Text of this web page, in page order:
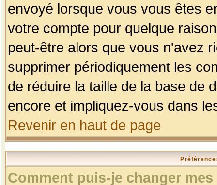
envoyé lorsque vous vous êtes
votre compte pour quelque
peut-être alors que vous n'avez
supprimer périodiquement les
de réduire la taille de la base de
encore et impliquez-vous dans
Revenir en haut de page
Comment puis-je changer